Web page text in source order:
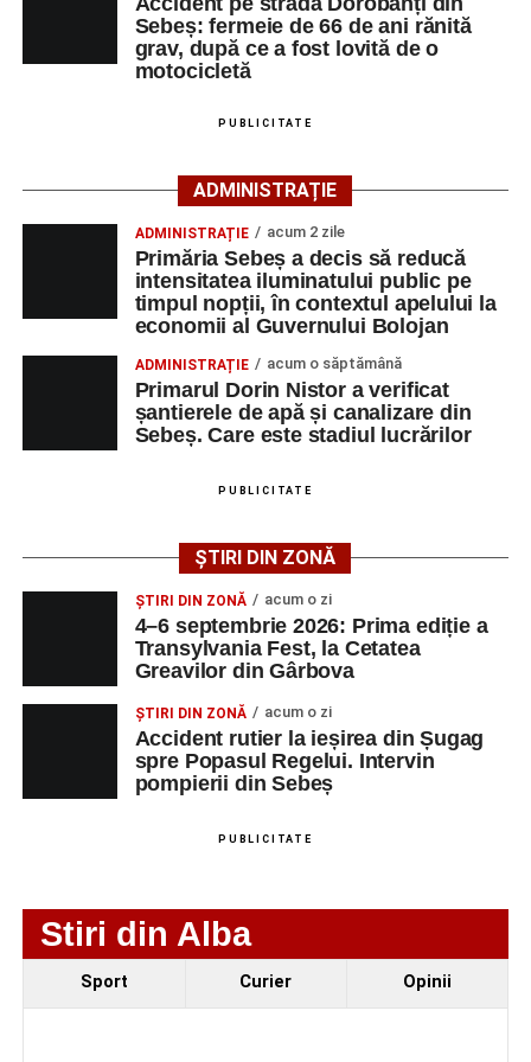
4–6 septembrie 2026: Prima ediție a Transylvania
Fest, la Cetatea Greavilor din Gârbova
Polițiștii s-au deplasat la fața locului pentru efectuarea
cercetărilor și stabilirea împrejurărilor exacte în care s-a
pentru fluidizarea traficului rutier în zonă.
„Victima, o persoană de sex feminin de
66 ani, va fi transportată la UPU Alba Iulia”
transmis ISU Alba.
Adaugă-ne ca sursă preferată
Urmărește-ne pe Google News
spital după ce a fost lovită de o motocicletă pe
strada Dorobanți din Sebeș
Accident pe strada Dorobanți din Sebeș: fermeie
de 66 de ani rănită grav, după ce a fost lovită de o
motocicletă
4–6 septembrie 2026: Prima ediție a Transylvania
Fest, la Cetatea Greavilor din Gârbova
WhatsApp
Sebeș: fermeie de 66 de ani rănită
grav, după ce a fost lovită de o
motocicletă
PUBLICITATE
ADMINISTRAȚIE
ADMINISTRAȚIE acum 2 zile
Primăria Sebeș a decis să reducă
intensitatea iluminatului public pe
timpul nopții, în contextul apelului la
economii al Guvernului Bolojan
ADMINISTRAȚIE acum o săptămână
Primarul Dorin Nistor a verificat
șantierele de apă și canalizare din
Sebeș. Care este stadiul lucrărilor
PUBLICITATE
ȘTIRI DIN ZONĂ
ȘTIRI DIN ZONĂ acum o zi
4–6 septembrie 2026: Prima ediție a
Transylvania Fest, la Cetatea
Greavilor din Gârbova
ȘTIRI DIN ZONĂ acum o zi
Accident rutier la ieșirea din Șugag
spre Popasul Regelui. Intervin
pompierii din Sebeș
PUBLICITATE
Stiri din Alba
Sport Curier Opinii